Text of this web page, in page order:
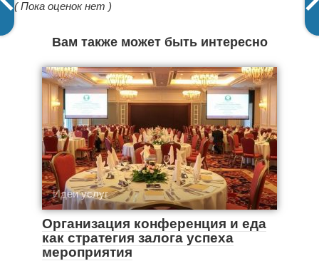
( Пока оценок нет )
Вам также может быть интересно
Идеи услуг
Организация конференция и еда
как стратегия залога успеха
мероприятия